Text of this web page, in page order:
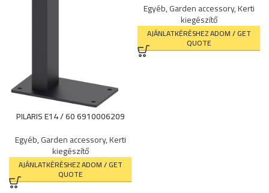
PILARIS E14 / 60 6910006209
Egyéb,Garden accessory,Kerti
kiegészítő
AJÁNLATKÉRÉSHEZ ADOM / GET
QUOTE
Egyéb,Garden accessory,Kerti
kiegészítő
AJÁNLATKÉRÉSHEZ ADOM / GET
QUOTE